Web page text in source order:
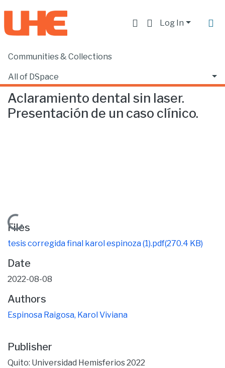
Log In
Communities & Collections
All of DSpace
Statistics
Home
Aclaramiento dental sin laser.
Presentación de un caso clínico.
Loading...
Files
tesis corregida final karol espinoza (1).pdf(270.4 KB)
Date
2022-08-08
Authors
Espinosa Raigosa, Karol Viviana
Publisher
Quito: Universidad Hemisferios 2022